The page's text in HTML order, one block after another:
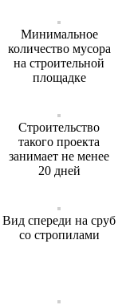
Минимальное
количество мусора
на строительной
площадке
Строительство
такого проекта
занимает не менее
20 дней
Вид спереди на сруб
со стропилами